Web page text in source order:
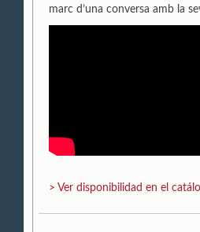
marc d’una conversa amb la
> Ver disponibilidad en el